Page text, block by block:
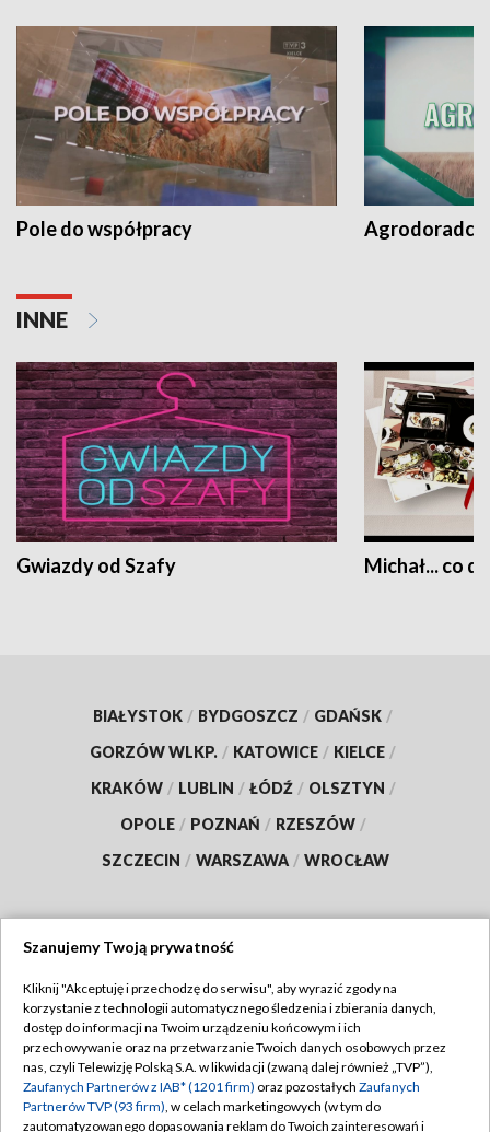
Pole do współpracy Agrodoradcy
INNE
Gwiazdy od Szafy Michał... co
BIAŁYSTOK / BYDGOSZCZ / GDAŃSK /
GORZÓW WLKP. / KATOWICE / KIELCE /
KRAKÓW / LUBLIN / ŁÓDŹ / OLSZTYN /
OPOLE / POZNAŃ / RZESZÓW /
SZCZECIN / WARSZAWA / WROCŁAW
TVP
Abonament TVP
Emisja w TVP
Centrum informacji TVP
Regulamin TVP
Polityka prywatności
Moje zgody
Szanujemy Twoją prywatność
Kliknij "Akceptuję i przechodzę do serwisu", aby wyrazić zgody na
korzystanie z technologii automatycznego śledzenia i zbierania danych,
dostęp do informacji na Twoim urządzeniu końcowym i ich
przechowywanie oraz na przetwarzanie Twoich danych osobowych przez
nas, czyli Telewizję Polską S.A. w likwidacji (zwaną dalej również „TVP”),
Zaufanych Partnerów z IAB* (1201 firm) oraz pozostałych Zaufanych
Partnerów TVP (93 firm), w celach marketingowych (w tym do
zautomatyzowanego dopasowania reklam do Twoich zainteresowań i